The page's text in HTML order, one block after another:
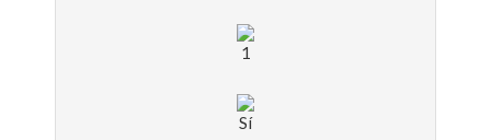
1
Sí